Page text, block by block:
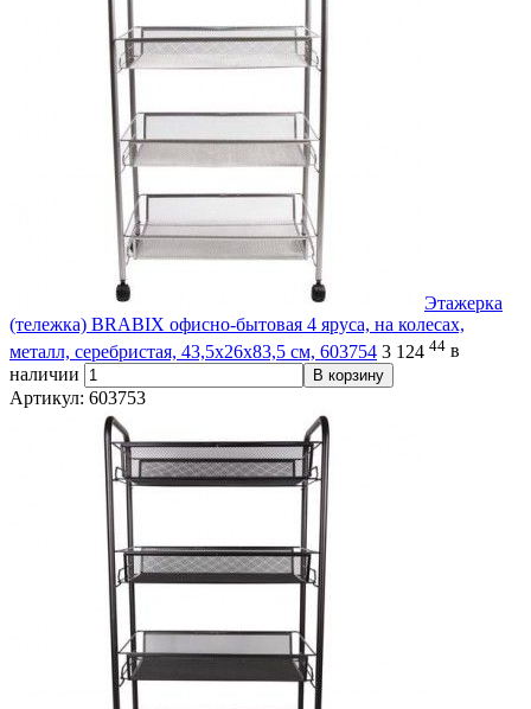
Этажерка
(тележка) BRABIX офисно-бытовая 4 яруса, на колесах,
металл, серебристая, 43,5х26х83,5 см, 603754 3 124 44 в
наличии
В корзину
Артикул: 603753